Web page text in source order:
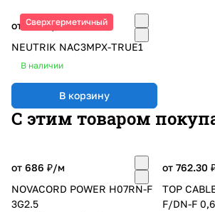
Сверхгерметичный
от 943 ₽/шт
NEUTRIK NAC3MPX-TRUE1
В наличии
В корзину
С этим товаром
от 686 ₽/м
NOVACORD POWER H07RN-F
3G2.5
от 762.30
TOP
F/DN-F